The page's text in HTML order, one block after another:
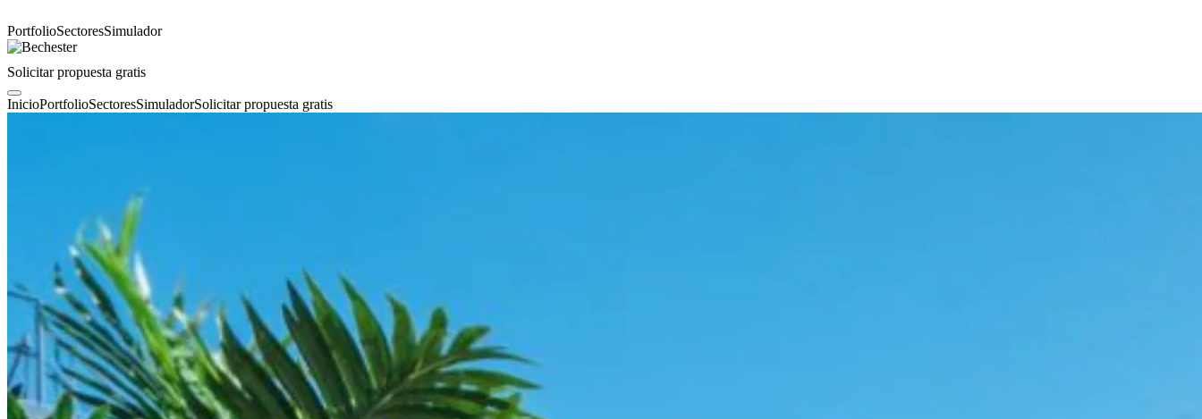
PortfolioSectoresSimulador
Solicitar propuesta gratis
InicioPortfolioSectoresSimuladorSolicitar propuesta gratis